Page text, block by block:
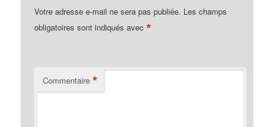
Votre adresse e-mail ne sera pas publiée. Les champs
obligatoires sont indiqués avec*
Commentaire *